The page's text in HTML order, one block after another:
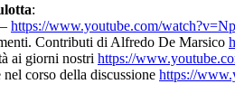
:
https://www.youtube.com/
Contributi di Alfredo De Marsico
ai giorni nostri https://
corso della discussione https://